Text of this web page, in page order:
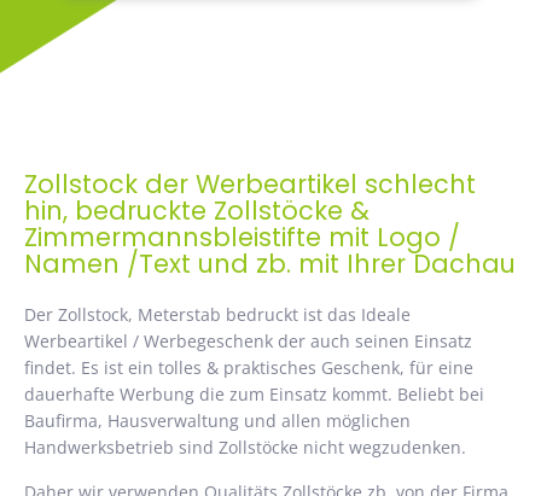
Zollstock der Werbeartikel schlecht
hin, bedruckte Zollstöcke &
Zimmermannsbleistifte mit Logo /
Namen /Text und zb. mit Ihrer Dachau
Der Zollstock, Meterstab bedruckt ist das Ideale
Werbeartikel / Werbegeschenk der auch seinen Einsatz
findet. Es ist ein tolles & praktisches Geschenk, für eine
dauerhafte Werbung die zum Einsatz kommt. Beliebt bei
Baufirma, Hausverwaltung und allen möglichen
Handwerksbetrieb sind Zollstöcke nicht wegzudenken.